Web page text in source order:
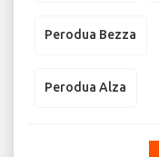
Perodua Bezza
Perodua Alza